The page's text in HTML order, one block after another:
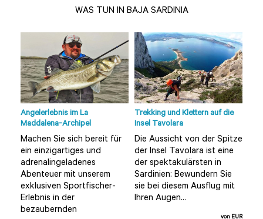
WAS TUN IN BAJA SARDINIA
Angelerlebnis im La
Maddalena-Archipel
Machen Sie sich bereit für
ein einzigartiges und
adrenalingeladenes
Abenteuer mit unserem
exklusiven Sportfischer-
Erlebnis in der
bezaubernden
Trekking und Klettern auf die
Insel Tavolara
Die Aussicht von der Spitze
der Insel Tavolara ist eine
der spektakulärsten in
Sardinien: Bewundern Sie
sie bei diesem Ausflug mit
Ihren Augen...
von EUR